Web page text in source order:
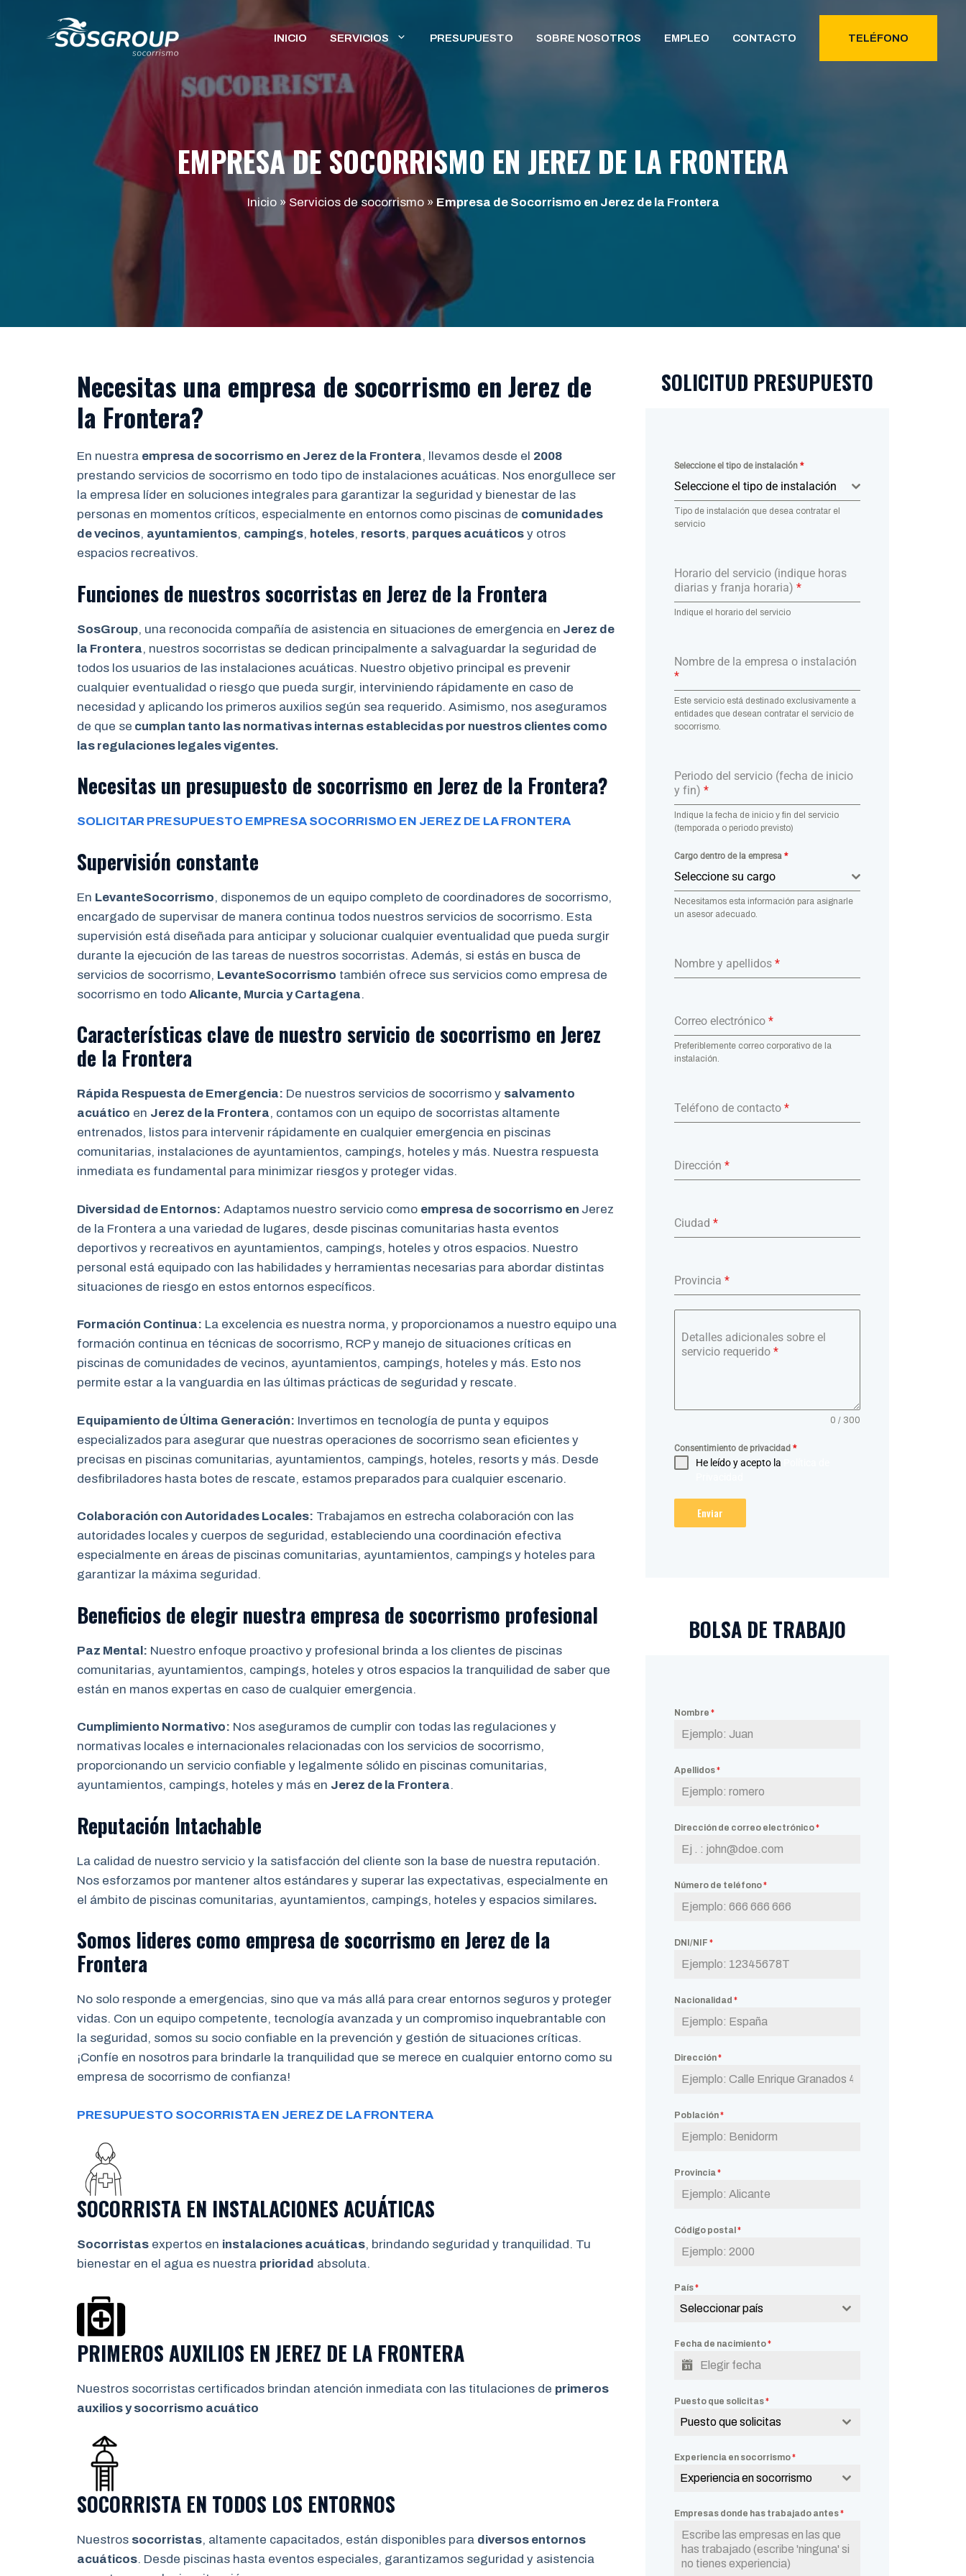
contenido
INICIO SERVICIOS PRESUPUESTO SOBRE NOSOTROS EMPLEO CONTACTO TELÉFONO
EMPRESA DE SOCORRISMO EN JEREZ DE LA FRONTERA
Inicio» Servicios de socorrismo» Empresa de Socorrismo en Jerez de la Frontera
Necesitas una empresa de socorrismo en Jerez de
la Frontera?
En nuestra empresa de socorrismo en Jerez de la Frontera, llevamos desde el 2008
prestando servicios de socorrismo en todo tipo de instalaciones acuáticas. Nos enorgullece ser
la empresa líder en soluciones integrales para garantizar la seguridad y bienestar de las
personas en momentos críticos, especialmente en entornos como piscinas de comunidades
de vecinos, ayuntamientos, campings, hoteles, resorts, parques acuáticos y otros
espacios recreativos.
Funciones de nuestros socorristas en Jerez de la Frontera
SosGroup, una reconocida compañía de asistencia en situaciones de emergencia en Jerez de
la Frontera, nuestros socorristas se dedican principalmente a salvaguardar la seguridad de
todos los usuarios de las instalaciones acuáticas. Nuestro objetivo principal es prevenir
cualquier eventualidad o riesgo que pueda surgir, interviniendo rápidamente en caso de
necesidad y aplicando los primeros auxilios según sea requerido. Asimismo, nos aseguramos
de que se cumplan tanto las normativas internas establecidas por nuestros clientes como
las regulaciones legales vigentes.
Necesitas un presupuesto de socorrismo en Jerez de la Frontera?
SOLICITAR PRESUPUESTO EMPRESA SOCORRISMO EN JEREZ DE LA FRONTERA
Supervisión constante
En LevanteSocorrismo, disponemos de un equipo completo de coordinadores de socorrismo,
encargado de supervisar de manera continua todos nuestros servicios de socorrismo. Esta
supervisión está diseñada para anticipar y solucionar cualquier eventualidad que pueda surgir
durante la ejecución de las tareas de nuestros socorristas. Además, si estás en busca de
servicios de socorrismo, LevanteSocorrismo también ofrece sus servicios como empresa de
socorrismo en todo Alicante, Murcia y Cartagena.
Características clave de nuestro servicio de socorrismo enJerez
de la Frontera
Rápida Respuesta de Emergencia: De nuestros servicios de socorrismo y salvamento
acuático en Jerez de la Frontera, contamos con un equipo de socorristas altamente
entrenados, listos para intervenir rápidamente en cualquier emergencia en piscinas
comunitarias, instalaciones de ayuntamientos, campings, hoteles y más. Nuestra respuesta
inmediata es fundamental para minimizar riesgos y proteger vidas.
Diversidad de Entornos: Adaptamos nuestro servicio como empresa de socorrismo en Jerez
de la Frontera a una variedad de lugares, desde piscinas comunitarias hasta eventos
deportivos y recreativos en ayuntamientos, campings, hoteles y otros espacios. Nuestro
personal está equipado con las habilidades y herramientas necesarias para abordar distintas
situaciones de riesgo en estos entornos específicos.
Formación Continua: La excelencia es nuestra norma, y proporcionamos a nuestro equipo una
formación continua en técnicas de socorrismo, RCP y manejo de situaciones críticas en
piscinas de comunidades de vecinos, ayuntamientos, campings, hoteles y más. Esto nos
permite estar a la vanguardia en las últimas prácticas de seguridad y rescate.
Equipamiento de Última Generación: Invertimos en tecnología de punta y equipos
especializados para asegurar que nuestras operaciones de socorrismo sean eficientes y
precisas en piscinas comunitarias, ayuntamientos, campings, hoteles, resorts y más. Desde
desfibriladores hasta botes de rescate, estamos preparados para cualquier escenario.
Colaboración con Autoridades Locales: Trabajamos en estrecha colaboración con las
autoridades locales y cuerpos de seguridad, estableciendo una coordinación efectiva
especialmente en áreas de piscinas comunitarias, ayuntamientos, campings y hoteles para
garantizar la máxima seguridad.
Beneficios de elegir nuestra empresa de socorrismo profesional
Paz Mental: Nuestro enfoque proactivo y profesional brinda a los clientes de piscinas
comunitarias, ayuntamientos, campings, hoteles y otros espacios la tranquilidad de saber que
están en manos expertas en caso de cualquier emergencia.
Cumplimiento Normativo: Nos aseguramos de cumplir con todas las regulaciones y
normativas locales e internacionales relacionadas con los servicios de socorrismo,
proporcionando un servicio confiable y legalmente sólido en piscinas comunitarias,
ayuntamientos, campings, hoteles y más en Jerez de la Frontera.
Reputación Intachable
La calidad de nuestro servicio y la satisfacción del cliente son la base de nuestra reputación.
Nos esforzamos por mantener altos estándares y superar las expectativas, especialmente en
el ámbito de piscinas comunitarias, ayuntamientos, campings, hoteles y espacios similares.
Somos lideres como empresa de socorrismo en Jerez de la
Frontera
No solo responde a emergencias, sino que va más allá para crear entornos seguros y proteger
vidas. Con un equipo competente, tecnología avanzada y un compromiso inquebrantable con
la seguridad, somos su socio confiable en la prevención y gestión de situaciones críticas.
¡Confíe en nosotros para brindarle la tranquilidad que se merece en cualquier entorno como su
empresa de socorrismo de confianza!
PRESUPUESTO SOCORRISTA EN JEREZ DE LA FRONTERA
SOCORRISTA EN INSTALACIONES ACUÁTICAS
Socorristas expertos en instalaciones acuáticas, brindando seguridad y tranquilidad. Tu
bienestar en el agua es nuestra prioridad absoluta.
PRIMEROS AUXILIOS ENJEREZ DE LA FRONTERA
Nuestros socorristas certificados brindan atención inmediata con las titulaciones de primeros
auxilios y socorrismo acuático
SOCORRISTA EN TODOS LOS ENTORNOS
Nuestros socorristas, altamente capacitados, están disponibles para diversos entornos
acuáticos. Desde piscinas hasta eventos especiales, garantizamos seguridad y asistencia
SOLICITUD PRESUPUESTO
Seleccione el tipo de instalación *
Seleccione el tipo de instalación
Tipo de instalación que desea contratar el
servicio
Horario del servicio (indique horas
diarias y franja horaria) *
Indique el horario del servicio
Nombre de la empresa o instalación
*
Este servicio está destinado exclusivamente a
entidades que desean contratar el servicio de
socorrismo.
Periodo del servicio (fecha de inicio
y fin) *
Indique la fecha de inicio y fin del servicio
(temporada o periodo previsto)
Cargo dentro de la empresa *
Seleccione su cargo
Necesitamos esta información para asignarle
un asesor adecuado.
Nombre y apellidos *
Correo electrónico *
Preferiblemente correo corporativo de la
instalación.
Teléfono de contacto *
Dirección *
Ciudad *
Provincia *
Detalles adicionales sobre el
servicio requerido *
0 / 300
Consentimiento de privacidad *
He leído y acepto la
Enviar
BOLSA DE TRABAJO
Nombre *
Apellidos*
Dirección de correo electrónico*
Número de teléfono*
DNI/NIF *
Nacionalidad *
Dirección*
Población*
Provincia*
Código postal *
País*
Seleccionar país
Fecha de nacimiento*
Puesto que solicitas*
Puesto que solicitas
Experiencia en socorrismo*
Experiencia en socorrismo
Empresas donde has trabajado antes*